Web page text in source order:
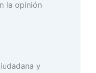
la opinión
y